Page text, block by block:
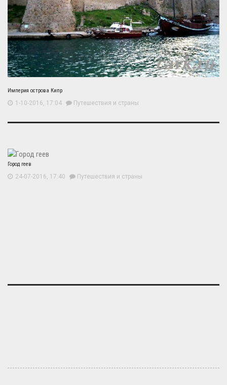
Империя острова Кипр
1-10-2016, 17:04 Путешествия и страны
Город геев
24-07-2016, 17:40 Путешествия и страны